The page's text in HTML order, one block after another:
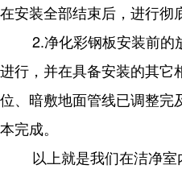
在安装全部结束后，进行彻
2.净化彩钢板安装前的
进行，并在具备安装的其它
位、暗敷地面管线已调整完
本完成。
以上就是我们在洁净室